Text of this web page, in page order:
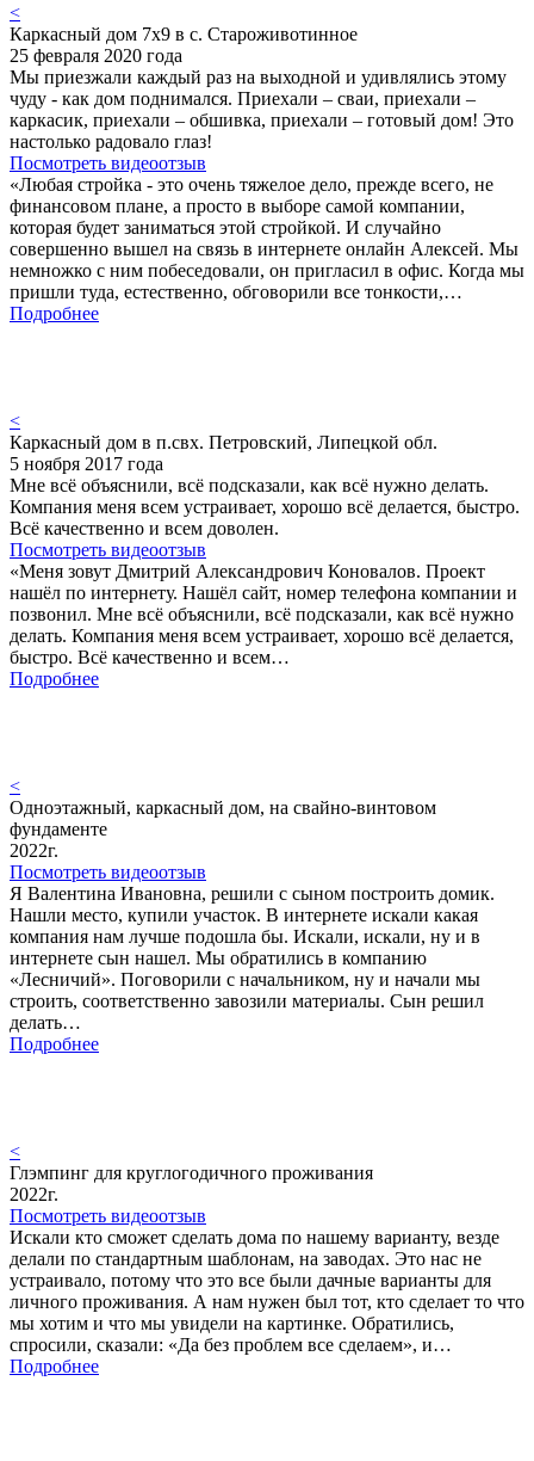
<
Каркасный дом 7х9 в с. Староживотинное
25 февраля 2020 года
Мы приезжали каждый раз на выходной и удивлялись этому
чуду - как дом поднимался. Приехали – сваи, приехали –
каркасик, приехали – обшивка, приехали – готовый дом! Это
настолько радовало глаз!
Посмотреть видеоотзыв
«Любая стройка - это очень тяжелое дело, прежде всего, не
финансовом плане, а просто в выборе самой компании,
которая будет заниматься этой стройкой. И случайно
совершенно вышел на связь в интернете онлайн Алексей. Мы
немножко с ним побеседовали, он пригласил в офис. Когда мы
пришли туда, естественно, обговорили все тонкости,…
Подробнее
<
Каркасный дом в п.свх. Петровский, Липецкой обл.
5 ноября 2017 года
Мне всё объяснили, всё подсказали, как всё нужно делать.
Компания меня всем устраивает, хорошо всё делается, быстро.
Всё качественно и всем доволен.
Посмотреть видеоотзыв
«Меня зовут Дмитрий Александрович Коновалов. Проект
нашёл по интернету. Нашёл сайт, номер телефона компании и
позвонил. Мне всё объяснили, всё подсказали, как всё нужно
делать. Компания меня всем устраивает, хорошо всё делается,
быстро. Всё качественно и всем…
Подробнее
<
Одноэтажный, каркасный дом, на свайно-винтовом
фундаменте
2022г.
Посмотреть видеоотзыв
Я Валентина Ивановна, решили с сыном построить домик.
Нашли место, купили участок. В интернете искали какая
компания нам лучше подошла бы. Искали, искали, ну и в
интернете сын нашел. Мы обратились в компанию
«Лесничий». Поговорили с начальником, ну и начали мы
строить, соответственно завозили материалы. Сын решил
делать…
Подробнее
<
Глэмпинг для круглогодичного проживания
2022г.
Посмотреть видеоотзыв
Искали кто сможет сделать дома по нашему варианту, везде
делали по стандартным шаблонам, на заводах. Это нас не
устраивало, потому что это все были дачные варианты для
личного проживания. А нам нужен был тот, кто сделает то что
мы хотим и что мы увидели на картинке. Обратились,
спросили, сказали: «Да без проблем все сделаем», и…
Подробнее